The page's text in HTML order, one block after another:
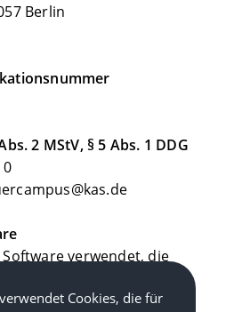
Berlin
2 MStV, § 5 Abs. 1 DDG
0
verwendet, die
Cookies, die für